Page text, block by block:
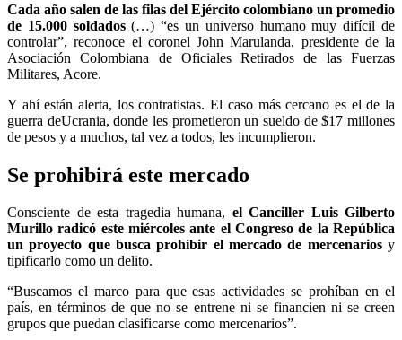
Cada año salen de las filas del Ejército colombiano un promedio
de 15.000 soldados(…) “es un universo humano muy difícil de
controlar”, reconoce el coronel John Marulanda, presidente de la
Asociación Colombiana de Oficiales Retirados de las Fuerzas
Militares, Acore.
Y ahí están alerta, los contratistas. El caso más cercano es el de la
guerra deUcrania, donde les prometieron un sueldo de $17 millones
de pesos y a muchos, tal vez a todos, les incumplieron.
Se prohibirá este mercado
Consciente de esta tragedia humana, el Canciller Luis Gilberto
Murillo radicó este miércoles ante el Congreso de la República
un proyecto que busca prohibir el mercado de mercenariosy
tipificarlo como un delito.
“Buscamos el marco para que esas actividades se prohíban en el
país, en términos de que no se entrene ni se financien ni se creen
grupos que puedan clasificarse como mercenarios”.